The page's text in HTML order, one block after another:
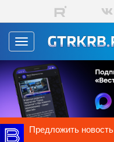
Skip to main content
Toggle
navigation
Предложить новость